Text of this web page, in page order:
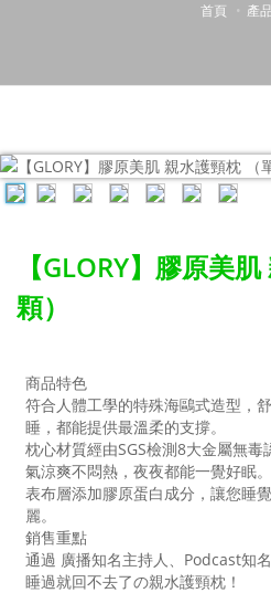
首頁 產品
【GLORY】膠原美
顆）
商品特色
符合人體工學的特殊海鷗式造型，
睡，都能提供最溫柔的支撐。
枕心材質經由SGS檢測8大金屬無
氣涼爽不悶熱，夜夜都能一覺好眠。
表布層添加膠原蛋白成分，讓您睡
麗。
銷售重點
通過 廣播知名主持人、Podcast知
睡過就回不去了の親水護頸枕！